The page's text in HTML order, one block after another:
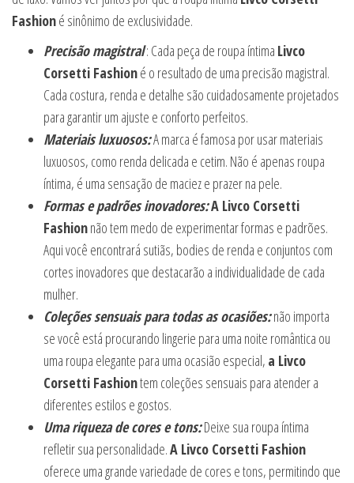
Fashioné sinônimo de exclusividade.
Precisão magistral: Cada peça de roupa íntima Livco
Corsetti Fashioné o resultado de uma precisão magistral.
Cada costura, renda e detalhe são cuidadosamente projetados
para garantir um ajuste e conforto perfeitos.
Materiais luxuosos:A marca é famosa por usar materiais
luxuosos, como renda delicada e cetim. Não é apenas roupa
íntima, é uma sensação de maciez e prazer na pele.
Formas e padrões inovadores:A Livco Corsetti
Fashionnão tem medo de experimentar formas e padrões.
Aqui você encontrará sutiãs, bodies de renda e conjuntos com
cortes inovadores que destacarão a individualidade de cada
mulher.
Coleções sensuais para todas as ocasiões:não importa
se você está procurando lingerie para uma noite romântica ou
uma roupa elegante para uma ocasião especial, a Livco
Corsetti Fashiontem coleções sensuais para atender a
diferentes estilos e gostos.
Uma riqueza de cores e tons:Deixe sua roupa íntima
refletir sua personalidade.A Livco Corsetti Fashion
oferece uma grande variedade de cores e tons, permitindo que